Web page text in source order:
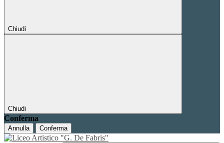
Chiudi
Chiudi
Conferma
Annulla Conferma